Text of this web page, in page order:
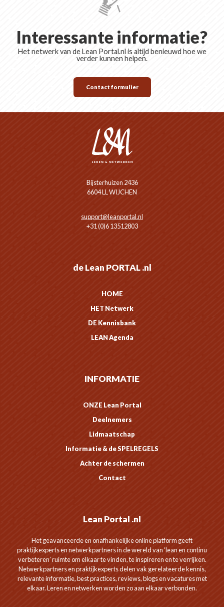
Interessante informatie?
Het netwerk van de Lean Portal.nl is altijd benieuwd hoe we
verder kunnen helpen.
Contact formulier
Bijsterhuizen 2436
6604 LL WIJCHEN
support@leanportal.nl
+31 (0)6 13512803
de Lean PORTAL .nl
HOME
HET Netwerk
DE Kennisbank
LEAN Agenda
INFORMATIE
ONZE Lean Portal
Deelnemers
Lidmaatschap
Informatie & de SPELREGELS
Achter de schermen
Contact
Lean Portal .nl
Het geavanceerde en onafhankelijke online platform geeft
praktijkexperts en netwerkpartners in de wereld van ‘lean en continu
verbeteren’ ruimte om elkaar te vinden, te inspireren en te verrijken.
Netwerkpartners en praktijkexperts delen vak gerelateerde kennis,
relevante informatie, best practices, reviews, blogs en vacatures met
elkaar. Leren en netwerken worden zo aan elkaar verbonden.